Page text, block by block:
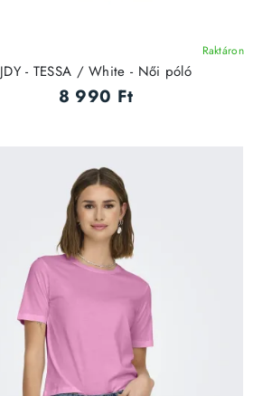
Raktáron
JDY - TESSA / White - Női póló
8 990 Ft